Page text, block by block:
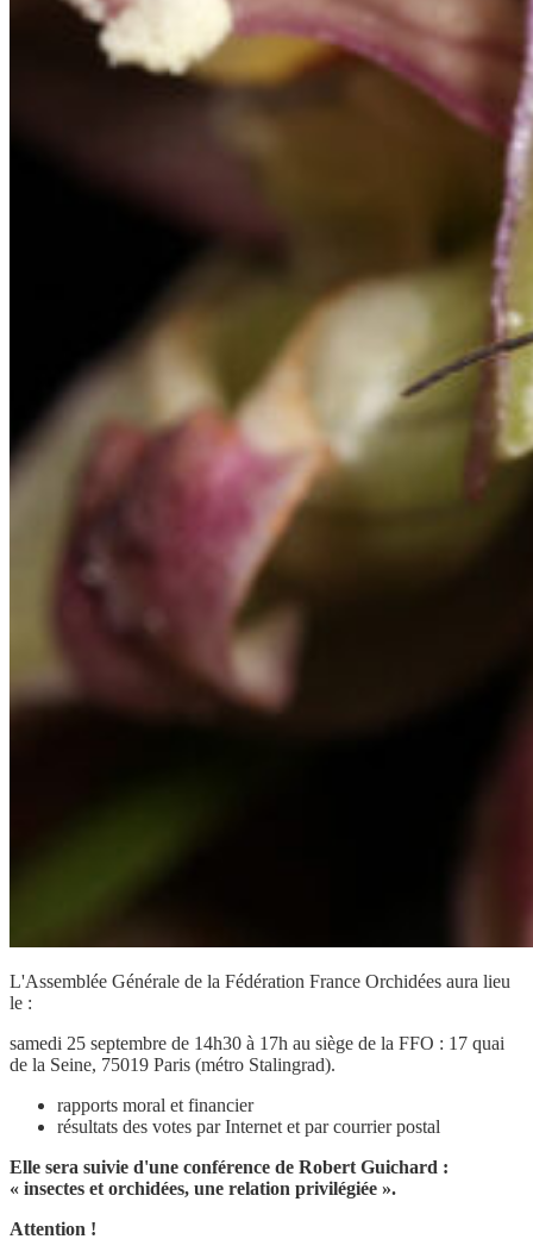
L'Assemblée Générale de la Fédération France Orchidées aura lieu
le :
samedi 25 septembre de 14h30 à 17h au siège de la FFO : 17 quai
de la Seine, 75019 Paris (métro Stalingrad).
rapports moral et financier
résultats des votes par Internet et par courrier postal
Elle sera suivie d'une conférence de Robert Guichard :
« insectes et orchidées, une relation privilégiée ».
Attention !